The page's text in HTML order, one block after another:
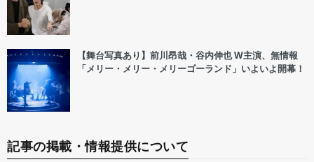
【舞台写真あり】前川昂哉・谷内伸也 W主演、無情報
「メリー・メリー・メリーゴーランド」いよいよ開幕！
記事の掲載・情報提供について